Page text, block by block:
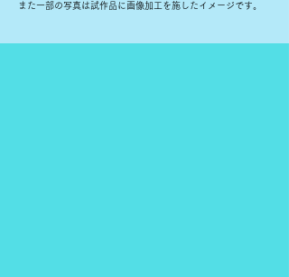
また一部の写真は試作品に画像加工を施したイメージです。